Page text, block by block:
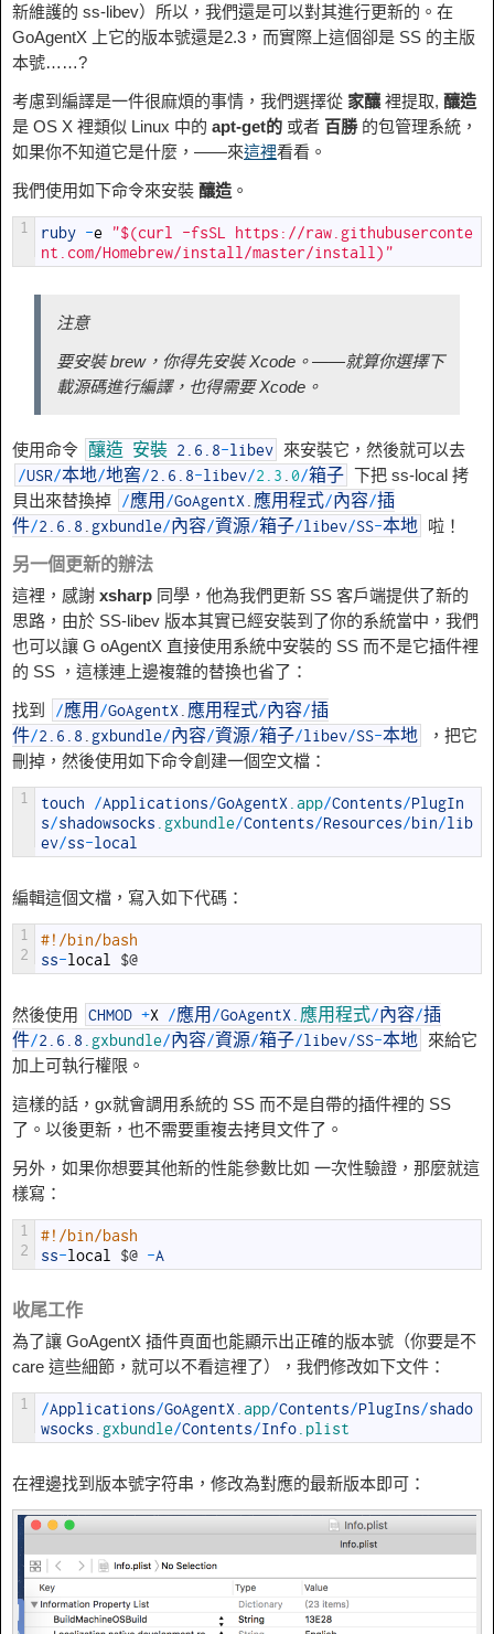
新維護的 ss-libev）所以，我們還是可以對其進行更新的。在
GoAgentX 上它的版本號還是2.3，而實際上這個卻是 SS 的主版
本號……?
考慮到編譯是一件很麻煩的事情，我們選擇從 家釀 裡提取, 釀造
是 OS X 裡類似 Linux 中的 apt-get的 或者 百勝 的包管理系統，
如果你不知道它是什麼，——來這裡看看。
我們使用如下命令來安裝 釀造 。
1 ruby -e
"$(curl -fsSL https://raw.githubuserconte
nt.com/Homebrew/install/master/install)"
注意
要安裝 brew，你得先安裝 Xcode。——就算你選擇下
載源碼進行編譯，也得需要 Xcode。
使用命令 釀造 安裝 2.6.8-libev 來安裝它，然後就可以去
/USR/本地/地窖/2.6.8-libev/2.3 0/箱子 下把 ss-local 拷
貝出來替換掉
/應用 /GoAgentX 應用程式/內容/插
件/2.6.8 gxbundle/內容/資源/箱子/libev/SS-本地 啦！
另一個更新的辦法
這裡，感謝 xsharp 同學，他為我們更新 SS 客戶端提供了新的
思路，由於 SS-libev 版本其實已經安裝到了你的系統當中，我們
也可以讓 G oAgentX 直接使用系統中安裝的 SS 而不是它插件裡
的 SS ，這樣連上邊複雜的替換也省了：
找到 /應用 /GoAgentX 應用程式/內容/插
件/2.6.8 gxbundle/內容/資源/箱子/libev/SS-本地
，把它
刪掉，然後使用如下命令創建一個空文檔：
1 touch /Applications/GoAgentX .app/Contents/PlugIn
s/shadowsocks .gxbundle/Contents/Resources/bin/lib
ev/ss-local
編輯這個文檔，寫入如下代碼：
1
2
#!/bin/bash
ss-local $@
然後使用 CHMOD +X /應用 /GoAgentX .應用程式/內容/插
件/2.6.8 .gxbundle/內容/資源/箱子/libev/SS-本地
來給它
加上可執行權限。
這樣的話，gx就會調用系統的 SS 而不是自帶的插件裡的 SS
了。以後更新，也不需要重複去拷貝文件了。
另外，如果你想要其他新的性能參數比如 一次性驗證，那麼就這
樣寫：
1
2
#!/bin/bash
ss-local $@ -A
收尾工作
為了讓 GoAgentX 插件頁面也能顯示出正確的版本號（你要是不
care 這些細節，就可以不看這裡了），我們修改如下文件：
1 /Applications/GoAgentX .app/Contents/PlugIns/shado
wsocks .gxbundle/Contents/Info .plist
在裡邊找到版本號字符串，修改為對應的最新版本即可：